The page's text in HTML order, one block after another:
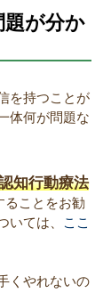
題が分か
を持つことが
体何が問題な
知行動療法
ることをお勧
いては、 ここ
くやれないの